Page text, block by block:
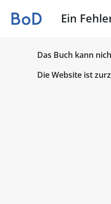
Ein
Das Buch kann
Die Website ist